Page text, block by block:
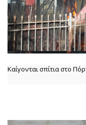
Καίγονται σπίτια στο